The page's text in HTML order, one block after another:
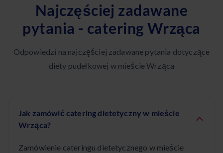
Najczęściej zadawane
pytania - catering Wrząca
Odpowiedzi na najczęściej zadawane pytania dotyczące
diety pudełkowej w mieście Wrząca
Jak zamówić catering dietetyczny w mieście
Wrząca?
Zamówienie cateringu dietetycznego w mieście